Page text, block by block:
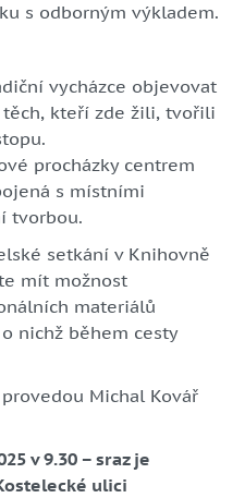
s odborným výkladem.
vycházce objevovat
těch, kteří zde žili, tvořili
procházky centrem
s místními
tvorbou.
setkání v Knihovně
mít možnost
materiálů
nichž během cesty
Michal Kovář
v 9.30 – sraz je
ulici